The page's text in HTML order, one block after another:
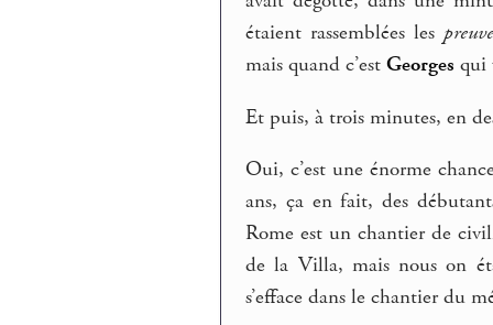
étaient rassemblées les
mais quand c’estGeorges qui
Et puis, à trois minutes, en
Oui, c’est une énorme
ans, ça en fait, des
Rome est un chantier de
de la Villa, mais nous on
s’efface dans le chantier du